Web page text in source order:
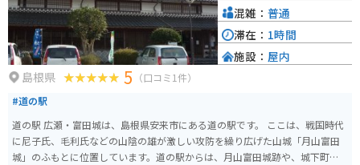
島根県 5 （口コミ1件）
#道の駅
道の駅 広瀬・富田城は、島根県安来市にある道の駅です。 ここは、戦国時代
に尼子氏、毛利氏などの山陰の雄が激しい攻防を繰り広げた山城「月山富田
城」のふもとに位置しています。道の駅からは、月山富田城跡や、城下町の
混雑： 普通
滞在： 1時間
施設： 屋内